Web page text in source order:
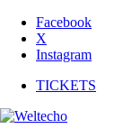
Facebook
X
Instagram
TICKETS